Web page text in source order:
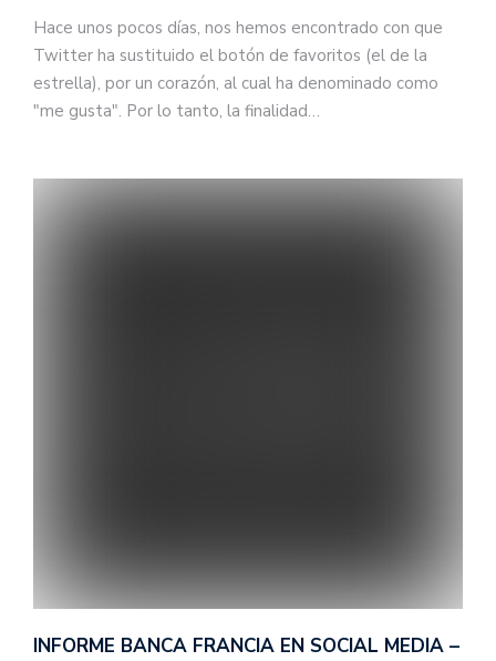
Hace unos pocos días, nos hemos encontrado con que
Twitter ha sustituido el botón de favoritos (el de la
estrella), por un corazón, al cual ha denominado como
"me gusta". Por lo tanto, la finalidad…
INFORME BANCA FRANCIA EN SOCIAL MEDIA –